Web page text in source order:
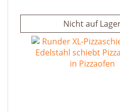
Nicht auf